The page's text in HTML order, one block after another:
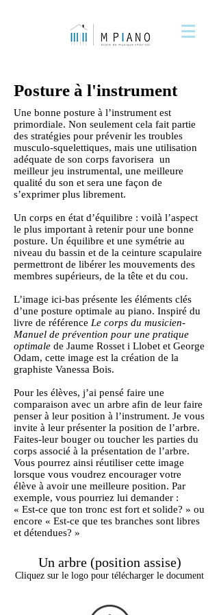
Posture à l'instrument
Une bonne posture à l’instrument est
primordiale. Non seulement cela fait partie
des stratégies pour prévenir les troubles
musculo-squelettiques, mais une utilisation
adéquate de son corps favorisera un
meilleur jeu instrumental, une meilleure
qualité du son et sera une façon de
s’exprimer plus librement.
Un corps en état d’équilibre : voilà l’aspect
le plus important à retenir pour une bonne
posture. Un équilibre et une symétrie au
niveau du bassin et de la ceinture scapulaire
permettront de libérer les mouvements des
membres supérieurs, de la tête et du cou.
L’image ici-bas présente les éléments clés
d’une posture optimale au piano. Inspiré du
livre de référence Le corps du musicien-
Manuel de prévention pour une pratique
optimale de Jaume Rosset i Llobet et George
Odam, cette image est la création de la
graphiste Vanessa Bois.
Pour les élèves, j’ai pensé faire une
comparaison avec un arbre afin de leur faire
penser à leur position à l’instrument. Je vous
invite à leur présenter la position de l’arbre.
Faites-leur bouger ou toucher les parties du
corps associé à la présentation de l’arbre.
Vous pourrez ainsi réutiliser cette image
lorsque vous voudrez encourager votre
élève à avoir une meilleure position. Par
exemple, vous pourriez lui demander :
« Est-ce que ton tronc est fort et solide? » ou
encore « Est-ce que tes branches sont libres
et détendues? »
Un arbre (position assise)
Cliquez sur le logo pour télécharger le document